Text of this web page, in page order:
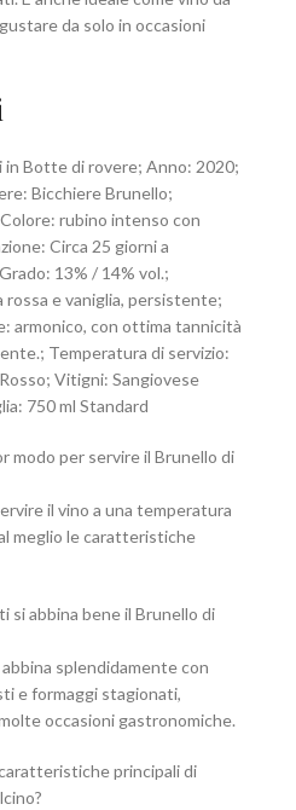
da solo in occasioni
Botte di rovere; Anno: 2020;
Bicchiere Brunello;
rubino intenso con
Circa 25 giorni a
13% / 14% vol.;
e vaniglia, persistente;
armonico, con ottima tannicità
Temperatura di servizio:
Vitigni: Sangiovese
750 ml Standard
modo per servire il Brunello di
il vino a una temperatura
meglio le caratteristiche
si abbina bene il Brunello di
splendidamente con
e formaggi stagionati,
occasioni gastronomiche.
principali di